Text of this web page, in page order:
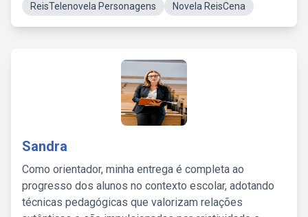
ReisTelenovela Personagens
Novela ReisCena
Sandra
Como orientador, minha entrega é completa ao
progresso dos alunos no contexto escolar, adotando
técnicas pedagógicas que valorizam relações